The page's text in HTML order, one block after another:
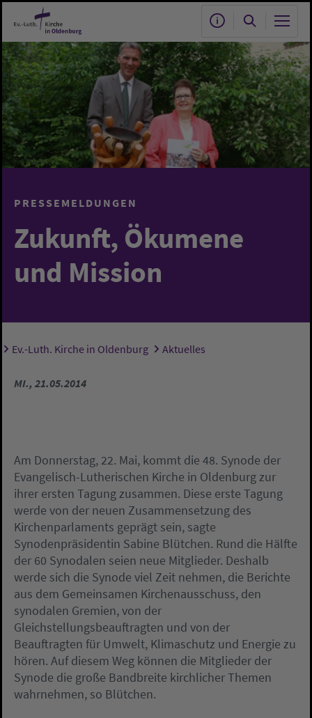
Zum Hauptinhalt springen
PRESSEMELDUNGEN
Zukunft, Ökumene
und Mission
Sie sind hier:
Ev.-Luth. Kirche in Oldenburg Aktuelles
MI., 21.05.2014
Am Donnerstag, 22. Mai, kommt die 48. Synode der
Evangelisch-Lutherischen Kirche in Oldenburg zur
ihrer ersten Tagung zusammen. Diese erste Tagung
werde von der neuen Zusammensetzung des
Kirchenparlaments geprägt sein, sagte
Synodenpräsidentin Sabine Blütchen. Rund die Hälfte
der 60 Synodalen seien neue Mitglieder. Deshalb
werde sich die Synode viel Zeit nehmen, die Berichte
aus dem Gemeinsamen Kirchenausschuss, den
synodalen Gremien, von der
Gleichstellungsbeauftragten und von der
Beauftragten für Umwelt, Klimaschutz und Energie zu
hören. Auf diesem Weg können die Mitglieder der
Synode die große Bandbreite kirchlicher Themen
wahrnehmen, so Blütchen.